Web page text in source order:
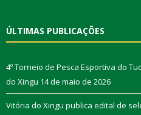
ÚLTIMAS PUBLICAÇÕES
4º Torneio de Pesca Esportiva do
do Xingu 14 de maio de 2026
Vitória do Xingu publica edital de